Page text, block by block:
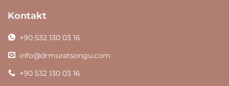
Kontakt
+90 532 130 03 16
info@drmuratsongu.com
+90 532 130 03 16